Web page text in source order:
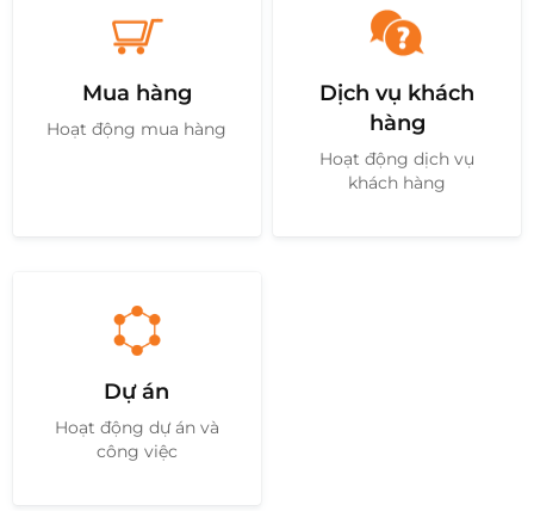
Mua hàng
Hoạt động mua hàng
Dịch vụ khách
hàng
Hoạt động dịch vụ
khách hàng
Dự án
Hoạt động dự án và
công việc